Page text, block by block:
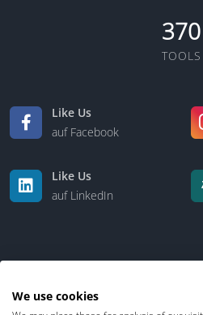
370
TOOLS
Like Us
auf Facebook
Like Us
auf LinkedIn
We use cookies